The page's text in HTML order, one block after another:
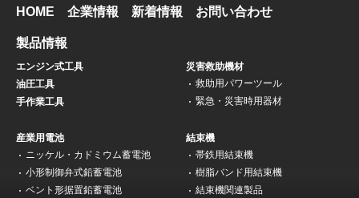
HOME 企業情報 新着情報 お問い合わせ
製品情報
エンジン式工具
油圧工具
手作業工具
災害救助機材
救助用パワーツール
緊急・災害時用器材
産業用電池
ニッケル・カドミウム蓄電池
小形制御弁式鉛蓄電池
ベント形据置鉛蓄電池
結束機
帯鉄用結束機
樹脂バンド用結束機
結束機関連製品